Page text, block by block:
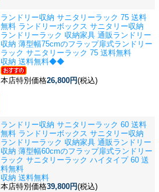
ランドリー収納 サニタリーラック 75 送料
無料 ランドリーボックス サニタリー収納
ランドリーラック 収納家具 通販ランドリー
収納 薄型幅75cmのフラップ扉式ランドリー
ラック サニタリーラック 75 送料無料
収納 送料無料◆◆
本店特別価格26,800円(税込)
ランドリー収納 サニタリーラック 60 送料
無料 ランドリーボックス サニタリー収納
ランドリーラック 収納家具 通販ランドリー
収納 薄型幅60cmのフラップ扉式ランドリー
ラック サニタリーラック ハイタイプ 60 送
料無料
収納 送料無料
本店特別価格39,800円(税込)